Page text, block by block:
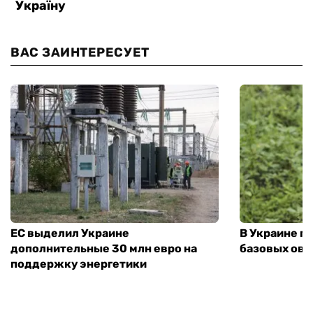
ВАС ЗАИНТЕРЕСУЕТ
ЕС выделил Украине
дополнительные 30 млн евро на
поддержку энергетики
В Украине
базовых